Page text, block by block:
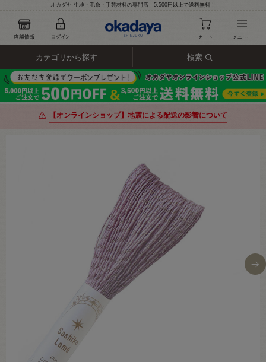
オカダヤ 生地・毛糸・手芸材料の専門店｜5,500円以上で送料無料！
カテゴリから探す 検索
【オンラインショップ】地震による配送の影響について